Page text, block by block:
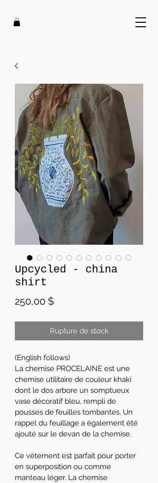
Upcycled - china
shirt
250,00 $Prix
Rupture de stock
(English follows)
La chemise PROCELAINE est une
chemise utilitaire de couleur khaki
dont le dos arbore un somptueux
vase décoratif bleu, rempli de
pousses de feuilles tombantes. Un
rappel du feuillage a également été
ajouté sur le devan de la chemise.
Ce vêtement est parfait pour porter
en superposition ou comme
manteau léger. La chemise